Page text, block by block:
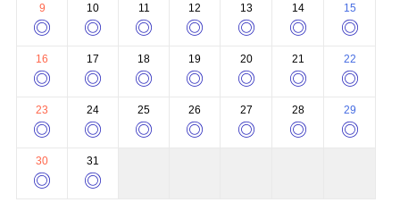
9
◎
10
◎
11
◎
12
◎
13
◎
14
◎
15
◎
16
◎
17
◎
18
◎
19
◎
20
◎
21
◎
22
◎
23
◎
24
◎
25
◎
26
◎
27
◎
28
◎
29
◎
30
◎
31
◎